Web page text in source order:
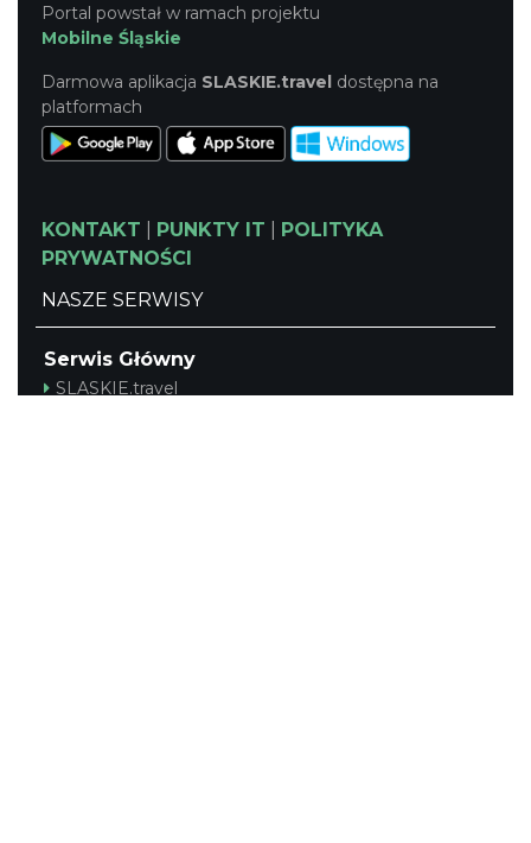
Portal powstał w ramach projektu
Mobilne Śląskie
Darmowa aplikacja SLASKIE.travel dostępna na
platformach
KONTAKT PUNKTY IT
POLITYKA
PRYWATNOŚCI
NASZE SERWISY
Serwis Główny
SLASKIE.travel